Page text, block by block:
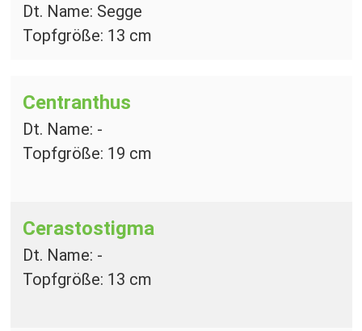
Dt. Name: Segge
Topfgröße: 13 cm
Centranthus
Dt. Name: -
Topfgröße: 19 cm
Cerastostigma
Dt. Name: -
Topfgröße: 13 cm